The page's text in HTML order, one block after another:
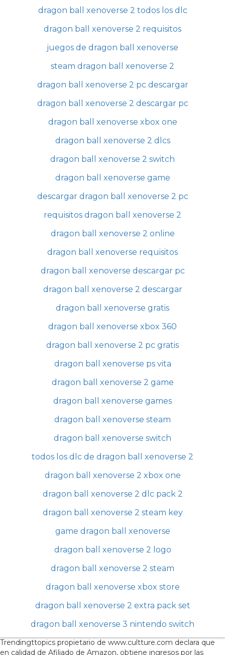
dragon ball xenoverse 2 todos los dlc
dragon ball xenoverse 2 requisitos
juegos de dragon ball xenoverse
steam dragon ball xenoverse 2
dragon ball xenoverse 2 pc descargar
dragon ball xenoverse 2 descargar pc
dragon ball xenoverse xbox one
dragon ball xenoverse 2 dlcs
dragon ball xenoverse 2 switch
dragon ball xenoverse game
descargar dragon ball xenoverse 2 pc
requisitos dragon ball xenoverse 2
dragon ball xenoverse 2 online
dragon ball xenoverse requisitos
dragon ball xenoverse descargar pc
dragon ball xenoverse 2 descargar
dragon ball xenoverse gratis
dragon ball xenoverse xbox 360
dragon ball xenoverse 2 pc gratis
dragon ball xenoverse ps vita
dragon ball xenoverse 2 game
dragon ball xenoverse games
dragon ball xenoverse steam
dragon ball xenoverse switch
todos los dlc de dragon ball xenoverse 2
dragon ball xenoverse 2 xbox one
dragon ball xenoverse 2 dlc pack 2
dragon ball xenoverse 2 steam key
game dragon ball xenoverse
dragon ball xenoverse 2 logo
dragon ball xenoverse 2 steam
dragon ball xenoverse xbox store
dragon ball xenoverse 2 extra pack set
dragon ball xenoverse 3 nintendo switch
Trendingttopics propietario de www.cultture.com declara que
en calidad de Afiliado de Amazon, obtiene ingresos por las